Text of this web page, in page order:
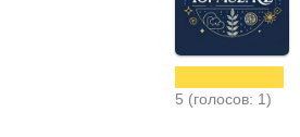
5 (голосов: 1)